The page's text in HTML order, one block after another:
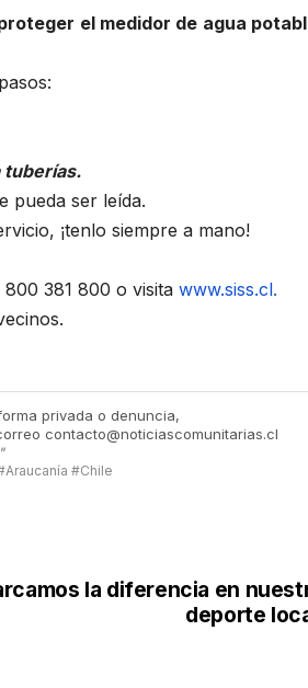
el medidor de agua
tuberías.
pueda ser leída.
¡tenlo siempre a mano!
381 800 o visita www.siss.cl.
privada o denuncia,
contacto@noticiascomunitarias.cl
#Chile
la diferencia en
deporte